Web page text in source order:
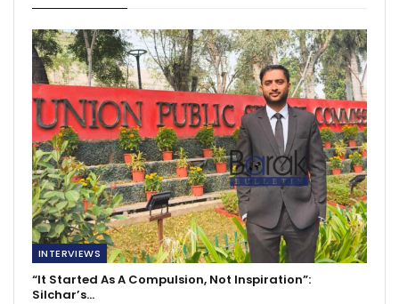
INTERVIEWS
“It Started As A Compulsion, Not Inspiration”:
Silchar’s…